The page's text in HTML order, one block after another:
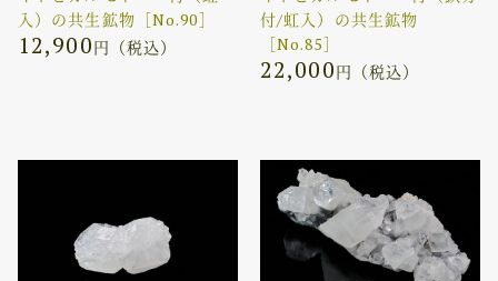
入）の共生鉱物［No.90］
12,900円（税込）
付/虹入）の共生鉱物
［No.85］
22,000円（税込）